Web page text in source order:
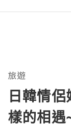
旅遊
日韓情
樣的相